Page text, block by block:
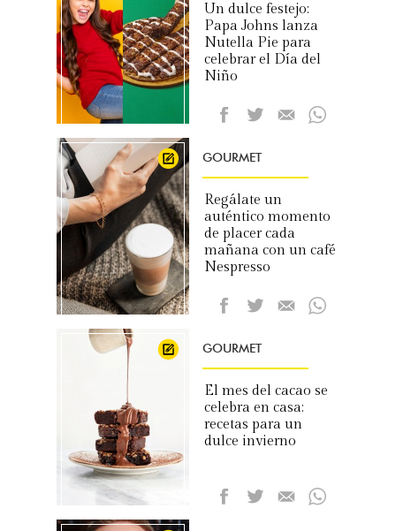
Un dulce festejo:
Papa Johns lanza
Nutella Pie para
celebrar el Día del
Niño
GOURMET
Regálate un
auténtico momento
de placer cada
mañana con un café
Nespresso
GOURMET
El mes del cacao se
celebra en casa:
recetas para un
dulce invierno